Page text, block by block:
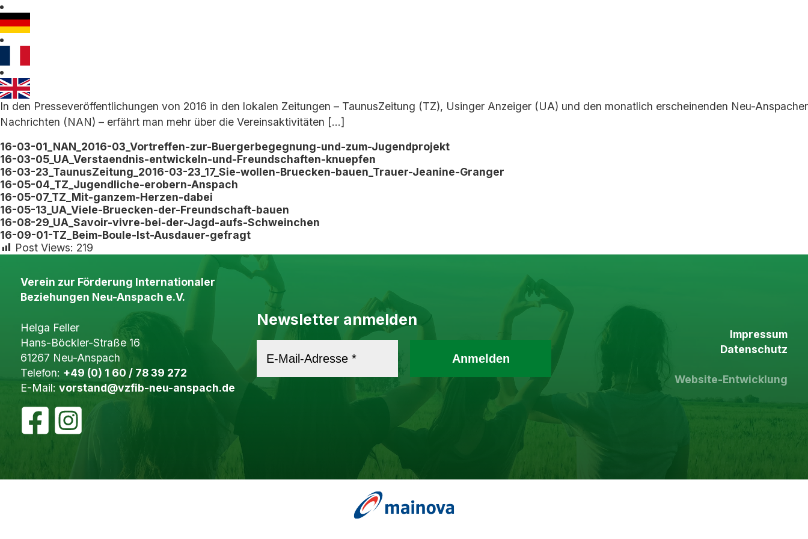
In den Presseveröffentlichungen von 2016 in den lokalen Zeitungen – TaunusZeitung (TZ), Usinger Anzeiger (UA) und den monatlich erscheinenden Neu-Anspacher
Nachrichten (NAN) – erfährt man mehr über die Vereinsaktivitäten […]
16-03-01_NAN_2016-03_Vortreffen-zur-Buergerbegegnung-und-zum-Jugendprojekt
16-03-05_UA_Verstaendnis-entwickeln-und-Freundschaften-knuepfen
16-03-23_TaunusZeitung_2016-03-23_17_Sie-wollen-Bruecken-bauen_Trauer-Jeanine-Granger
16-05-04_TZ_Jugendliche-erobern-Anspach
16-05-07_TZ_Mit-ganzem-Herzen-dabei
16-05-13_UA_Viele-Bruecken-der-Freundschaft-bauen
16-08-29_UA_Savoir-vivre-bei-der-Jagd-aufs-Schweinchen
16-09-01-TZ_Beim-Boule-Ist-Ausdauer-gefragt
Post Views: 219
Verein zur Förderung Internationaler
Beziehungen Neu-Anspach e.V.
Helga Feller
Hans-Böckler-Straße 16
61267 Neu-Anspach
Telefon: +49 (0) 1 60 / 78 39 272
E-Mail: vorstand@vzfib-neu-anspach.de
Newsletter anmelden
Impressum
Datenschutz
Website-Entwicklung